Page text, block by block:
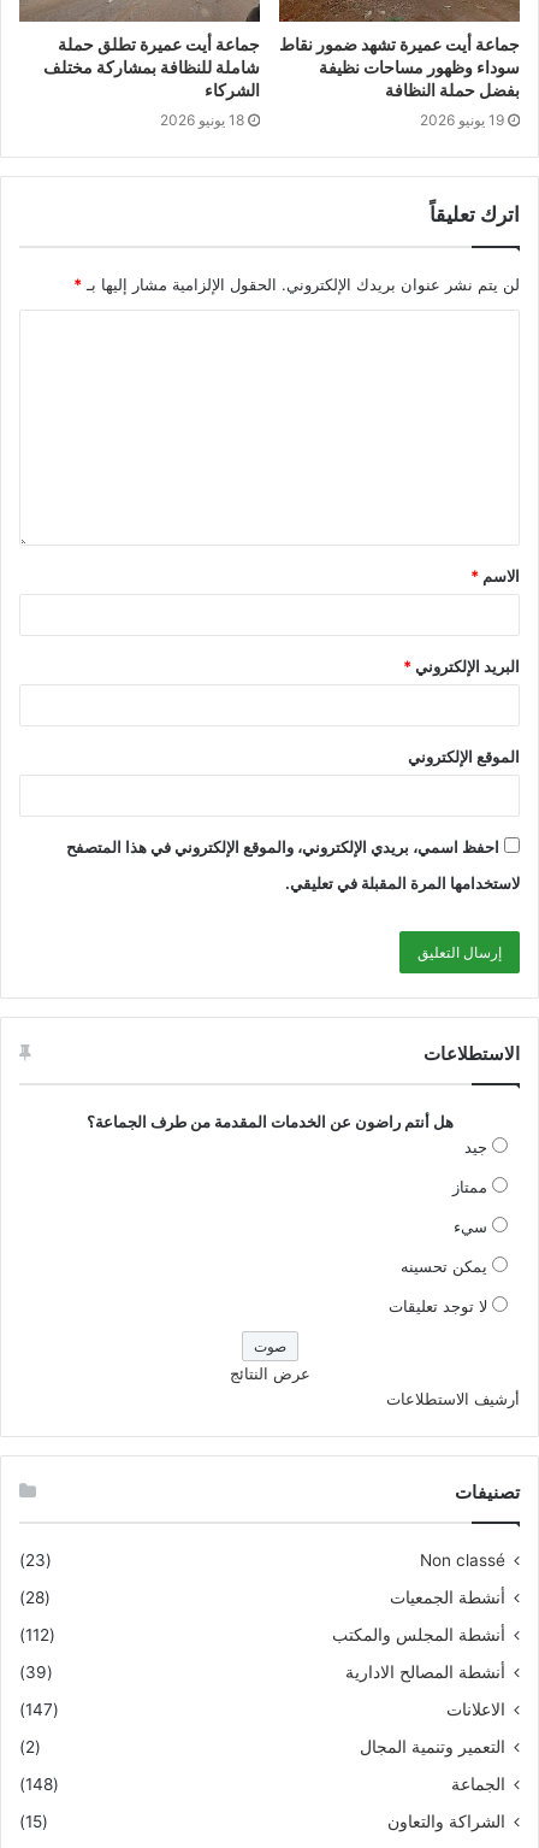
جماعة أيت عميرة تشهد ضمور نقاط
سوداء وظهور مساحات نظيفة
بفضل حملة النظافة
19 يونيو 2026
جماعة أيت عميرة تطلق حملة
شاملة للنظافة بمشاركة مختلف
الشركاء
18 يونيو 2026
اترك تعليقاً
لن يتم نشر عنوان بريدك الإلكتروني. الحقول الإلزامية مشار إليها بـ*
الاسم *
البريد الإلكتروني*
الموقع الإلكتروني
احفظ اسمي، بريدي الإلكتروني، والموقع الإلكتروني في هذا المتصفح
لاستخدامها المرة المقبلة في تعليقي.
الاستطلاعات
هل أنتم راضون عن الخدمات المقدمة من طرف الجماعة؟
جيد
ممتاز
سيء
يمكن تحسينه
لا توجد تعليقات
عرض النتائج
أرشيف الاستطلاعات
تصنيفات
Non classé
(23)
أنشطة الجمعيات
(28)
أنشطة المجلس والمكتب
(112)
أنشطة المصالح الادارية
(39)
الاعلانات
(147)
التعمير وتنمية المجال
(2)
الجماعة
(148)
الشراكة والتعاون
(15)